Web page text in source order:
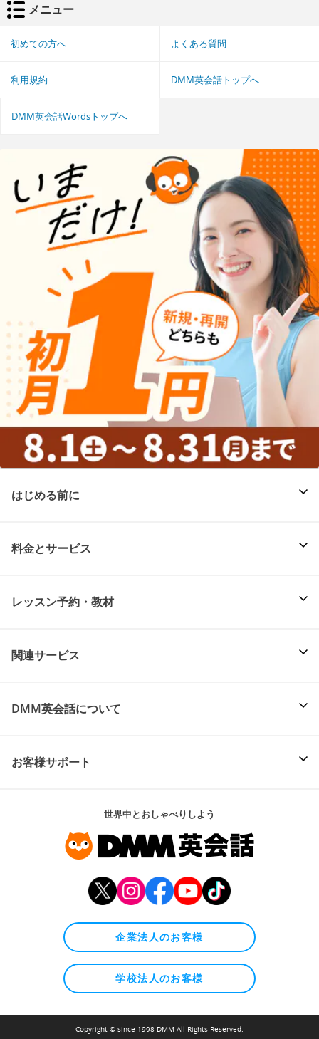
メニュー
初めての方へ よくある質問
利用規約 DMM英会話トップへ
DMM英会話Wordsトップへ
はじめる前に
料金とサービス
レッスン予約・教材
関連サービス
DMM英会話について
お客様サポート
世界中とおしゃべりしよう
企業法人のお客様
学校法人のお客様
Copyright © since 1998 DMM All Rights Reserved.